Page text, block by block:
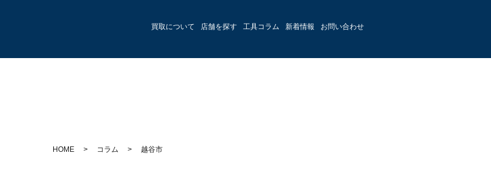
買取について 店舗を探す 工具コラム 新着情報 お問い合わせ
HOME > コラム > 越谷市